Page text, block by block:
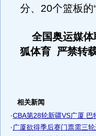
分、20个篮板的
全国奥运媒
狐体育 严禁转
相关新闻
·CBA第28轮新疆VS广厦
· 广厦欲得季后赛门票需三